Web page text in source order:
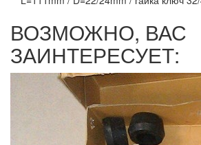
ВОЗМОЖНО, ВАС
ЗАИНТЕРЕСУЕТ: